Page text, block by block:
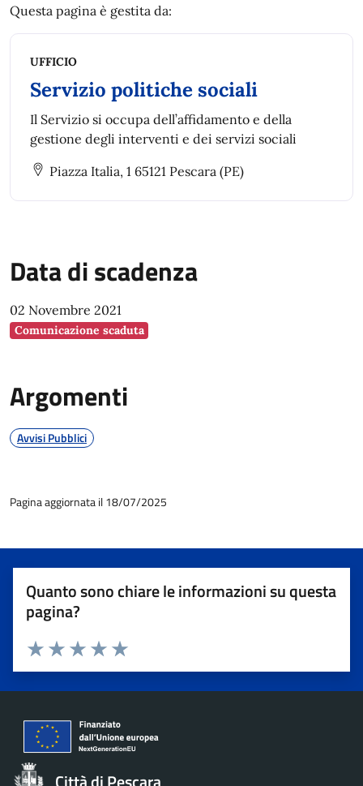
Questa pagina è gestita da:
UFFICIO
Servizio politiche sociali
Il Servizio si occupa dell’affidamento e della
gestione degli interventi e dei servizi sociali
Piazza Italia, 1 65121 Pescara (PE)
Data di scadenza
02 Novembre 2021
Comunicazione scaduta
Argomenti
Avvisi Pubblici
Pagina aggiornata il 18/07/2025
Quanto sono chiare le informazioni su questa
pagina?
Valuta 5 stelle su 5
Valuta 4 stelle su 5
Valuta 3 stelle su 5
Valuta 2 stelle su 5
Valuta 1 stelle su 5